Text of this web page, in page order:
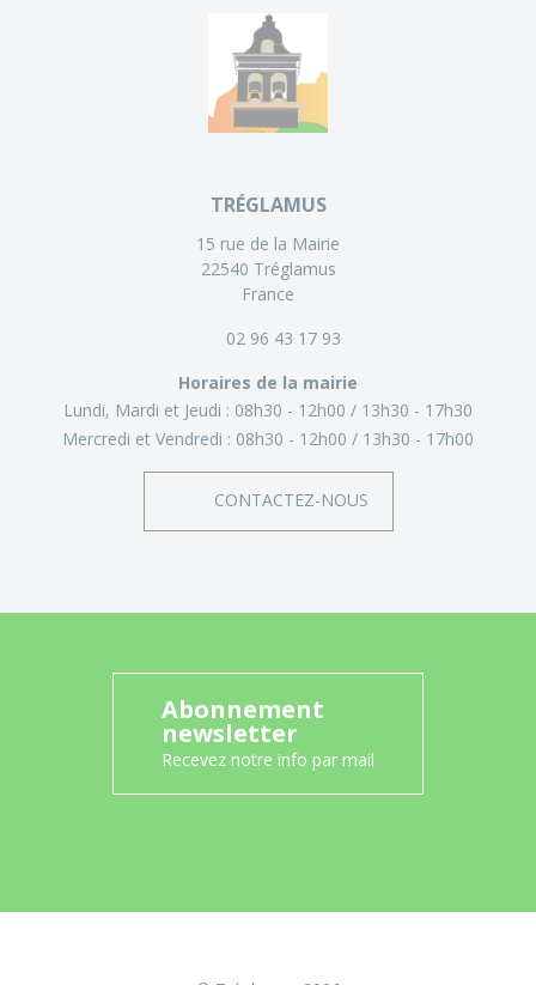
TRÉGLAMUS
15 rue de la Mairie
22540 Tréglamus
France
02 96 43 17 93
Horaires de la mairie
Lundi, Mardi et Jeudi : 08h30 - 12h00
13h30 - 17h30
Mercredi et Vendredi : 08h30 - 12h00 13h30 - 17h00
CONTACTEZ-NOUS
Abonnement
newsletter
Recevez notre info par mail